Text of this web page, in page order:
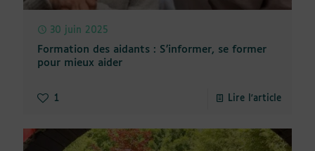
30 juin 2025
Formation des aidants : S’informer, se former
pour mieux aider
1 Lire l'article